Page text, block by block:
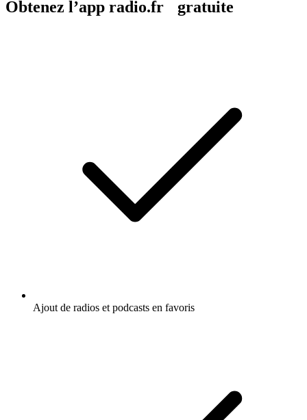
Obtenez l’app radio.fr gratuite
Ajout de radios et podcasts en favoris